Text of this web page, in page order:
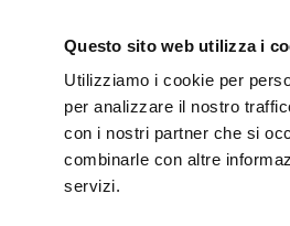
Questo sito web utilizza i
Utilizziamo i cookie per
per analizzare il nostro
con i nostri partner che si
combinarle con altre
servizi.